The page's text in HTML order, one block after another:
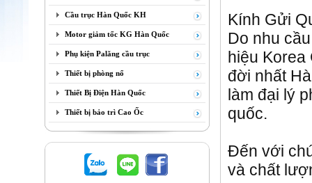
Cầu trục Hàn Quốc KH
Motor giảm tốc KG Hàn Quốc
Phụ kiện Palăng cầu trục
Thiết bị phòng nổ
Thiết Bị Điện Hàn Quốc
Thiết bị bảo trì Cao Ốc
Kính Gửi
Do nhu
hiệu Korea
đời nhất
làm đại lý
quốc.
Đến với
và chất